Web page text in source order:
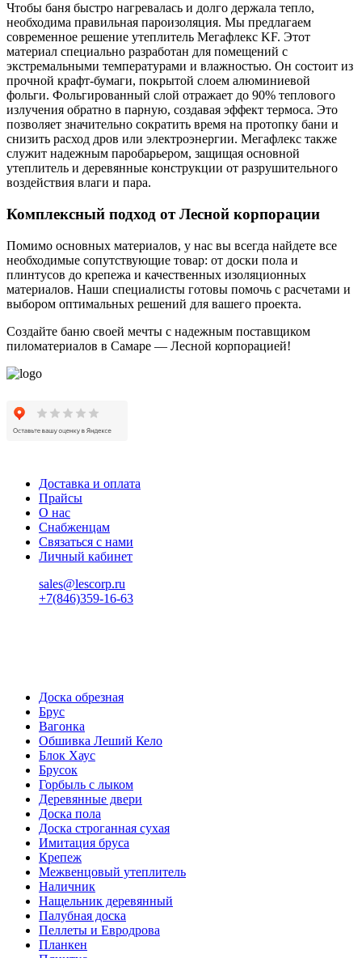
Чтобы баня быстро нагревалась и долго держала тепло,
необходима правильная пароизоляция. Мы предлагаем
современное решение утеплитель Мегафлекс KF. Этот
материал специально разработан для помещений с
экстремальными температурами и влажностью. Он состоит из
прочной крафт-бумаги, покрытой слоем алюминиевой
фольги. Фольгированный слой отражает до 90% теплового
излучения обратно в парную, создавая эффект термоса. Это
позволяет значительно сократить время на протопку бани и
снизить расход дров или электроэнергии. Мегафлекс также
служит надежным паробарьером, защищая основной
утеплитель и деревянные конструкции от разрушительного
воздействия влаги и пара.
Комплексный подход от Лесной корпорации
Помимо основных материалов, у нас вы всегда найдете все
необходимые сопутствующие товар: от доски пола и
плинтусов до крепежа и качественных изоляционных
материалов. Наши специалисты готовы помочь с расчетами и
выбором оптимальных решений для вашего проекта.
Создайте баню своей мечты с надежным поставщиком
пиломатериалов в Самаре — Лесной корпорацией!
Доставка и оплата
Прайсы
О нас
Снабженцам
Связаться с нами
Личный кабинет
sales@lescorp.ru
+7(846)359-16-63
Доска обрезная
Брус
Вагонка
Обшивка Леший Кело
Блок Хаус
Брусок
Горбыль с лыком
Деревянные двери
Доска пола
Доска строганная сухая
Имитация бруса
Крепеж
Межвенцовый утеплитель
Наличник
Нащельник деревянный
Палубная доска
Пеллеты и Евродрова
Планкен